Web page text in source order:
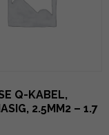
Q-KABEL,
2.5MM2 – 1.7